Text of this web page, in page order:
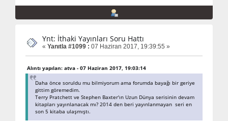
Ynt: İthaki Yayınları Soru Hattı
« Yanıtla #1099 : 07 Haziran 2017, 19:39:55 »
Alıntı yapılan: atva - 07 Haziran 2017, 19:03:14
Daha önce soruldu mu bilmiyorum ama forumda bayağı bir geriye
gittim göremedim.
Terry Pratchett ve Stephen Baxter'ın Uzun Dünya serisinin devam
kitapları yayınlanacak mı? 2014 den beri yayınlanmayan seri en
son 5 kitaba ulaşmıştı.